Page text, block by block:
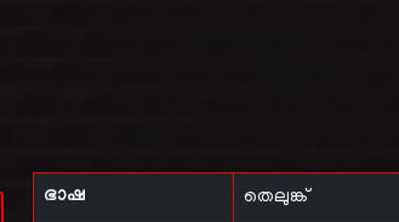
ഭാഷ തെലുങ്ക്